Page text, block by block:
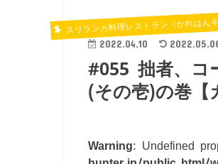
スリランカ料理レストラン《かれはん
2022.04.10
#055 拙者、コ
(その壱)の巻【
Warning: Undefined